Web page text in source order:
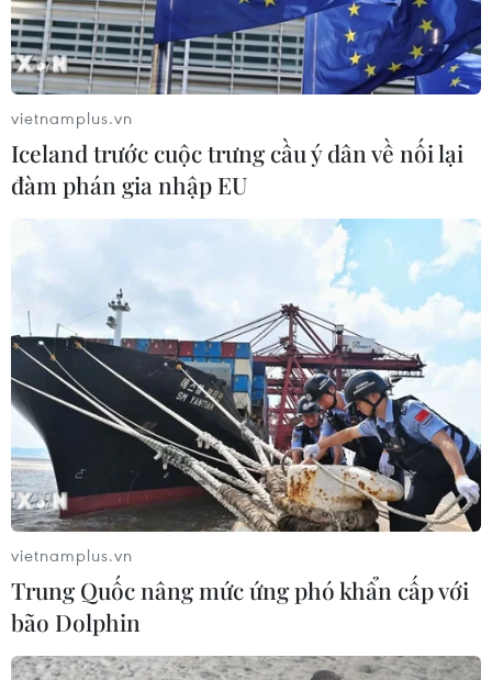
#Suzuki #Hybrid Ertiga
#MPV Hybrid
#Chương trình Quà tặng Đặc biệt
#Gói bảo hiểm vật chất
TIN LIÊN QUAN
vietnamplus.vn
Iceland trước cuộc trưng cầu ý dân về nối lại
đàm phán gia nhập EU
vietnamplus.vn
Trung Quốc nâng mức ứng phó khẩn cấp với
bão Dolphin